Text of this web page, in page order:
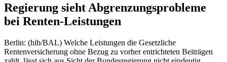
Regierung sieht Abgrenzungsprobleme
bei Renten-Leistungen
Berlin: (hib/BAL) Welche Leistungen die Gesetzliche
Rentenversicherung ohne Bezug zu vorher entrichteten Beiträgen